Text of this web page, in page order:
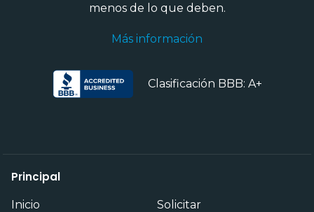
menos de lo que deben.
Más información
Clasificación BBB: A+
Principal
Inicio Solicitar